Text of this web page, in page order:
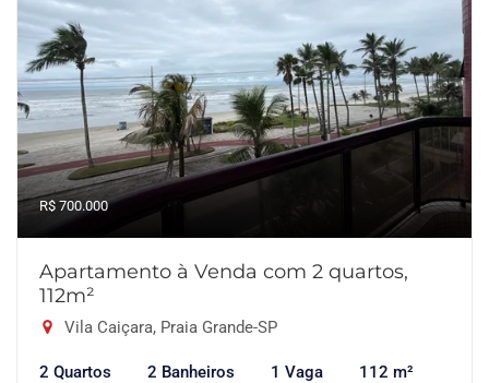
R$ 700.000
Apartamento à Venda com 2 quartos,
112m²
Vila Caiçara, Praia Grande-SP
2 Quartos 2 Banheiros 1 Vaga 112 m²